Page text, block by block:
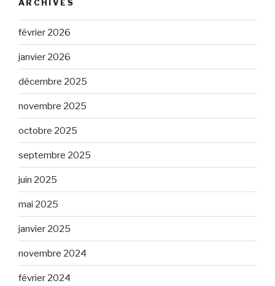
ARCHIVES
février 2026
janvier 2026
décembre 2025
novembre 2025
octobre 2025
septembre 2025
juin 2025
mai 2025
janvier 2025
novembre 2024
février 2024